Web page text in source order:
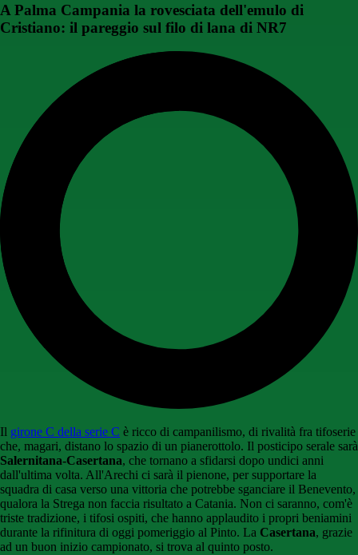
A Palma Campania la rovesciata dell'emulo di
Cristiano: il pareggio sul filo di lana di NR7
Il girone C della serie C è ricco di campanilismo, di rivalità fra tifoserie
che, magari, distano lo spazio di un pianerottolo. Il posticipo serale sarà
Salernitana-Casertana, che tornano a sfidarsi dopo undici anni
dall'ultima volta. All'Arechi ci sarà il pienone, per supportare la
squadra di casa verso una vittoria che potrebbe sganciare il Benevento,
qualora la Strega non faccia risultato a Catania. Non ci saranno, com'è
triste tradizione, i tifosi ospiti, che hanno applaudito i propri beniamini
durante la rifinitura di oggi pomeriggio al Pinto. La Casertana, grazie
ad un buon inizio campionato, si trova al quinto posto.